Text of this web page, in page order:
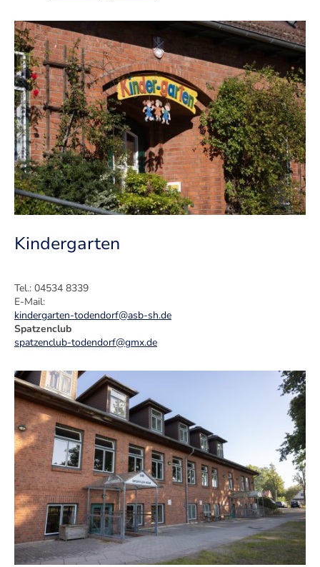
Kindergarten
Tel.: 04534 8339
E-Mail:
kindergarten-todendorf@asb-sh.de
Spatzenclub
spatzenclub-todendorf@gmx.de